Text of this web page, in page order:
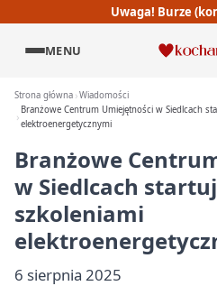
Uwaga! Burze
MENU
Strona główna Wiadomości
Branżowe Centrum Umiejętności w Siedlcach
elektroenergetycznymi
Branżowe
w Siedlcach
szkoleniami
6 sierpnia 2025